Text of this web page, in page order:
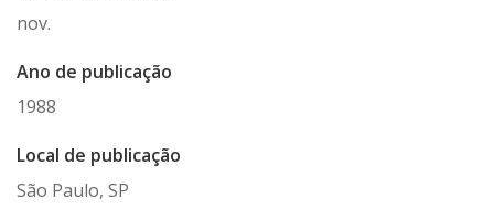
nov.
Ano de publicação
1988
Local de publicação
São Paulo, SP